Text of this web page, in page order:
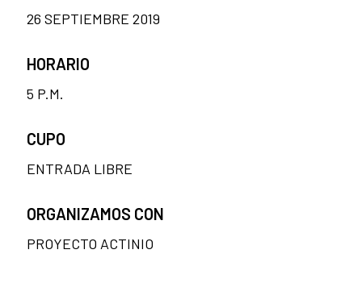
26 SEPTIEMBRE 2019
HORARIO
5 P.M.
CUPO
ENTRADA LIBRE
ORGANIZAMOS CON
PROYECTO ACTINIO